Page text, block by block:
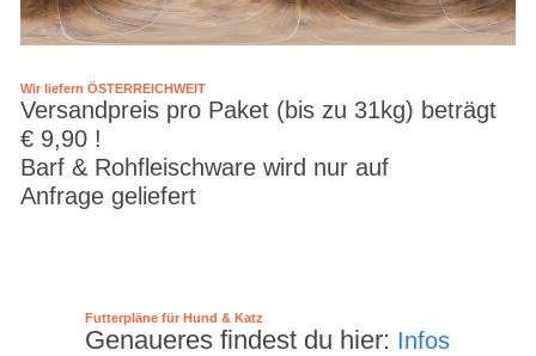
Wir liefern ÖSTERREICHWEIT
Versandpreis pro Paket (bis zu 31kg) beträgt
€ 9,90 !
Barf & Rohfleischware wird nur auf
Anfrage geliefert
Futterpläne für Hund & Katz
Genaueres findest du hier: Infos